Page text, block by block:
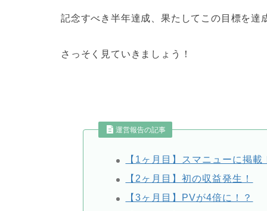
記念すべき半年達成、果たしてこの目標を達
さっそく見ていきましょう！
運営報告の記事
【1ヶ月目】スマニューに掲載
【2ヶ月目】初の収益発生！
【3ヶ月目】PVが4倍に！？